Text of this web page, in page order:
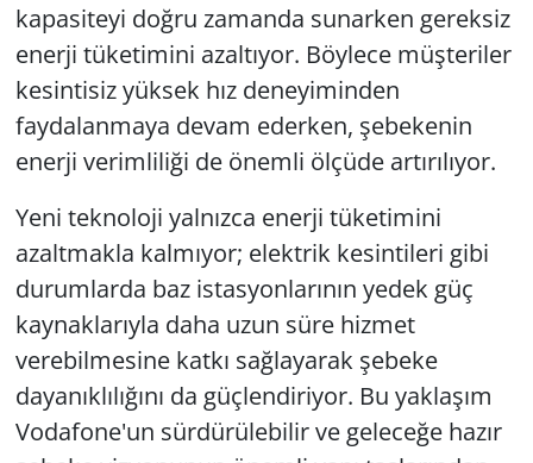
kapasiteyi doğru zamanda sunarken gereksiz
enerji tüketimini azaltıyor. Böylece müşteriler
kesintisiz yüksek hız deneyiminden
faydalanmaya devam ederken, şebekenin
enerji verimliliği de önemli ölçüde artırılıyor.
Yeni teknoloji yalnızca enerji tüketimini
azaltmakla kalmıyor; elektrik kesintileri gibi
durumlarda baz istasyonlarının yedek güç
kaynaklarıyla daha uzun süre hizmet
verebilmesine katkı sağlayarak şebeke
dayanıklılığını da güçlendiriyor. Bu yaklaşım
Vodafone'un sürdürülebilir ve geleceğe hazır